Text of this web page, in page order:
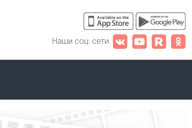
Наши соц. сети